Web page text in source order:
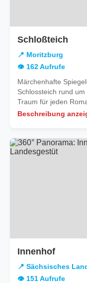
Schloßteich
📍 Moritzburg
👁️ 162 Aufrufe
Märchenhafte
Schlossteich rund
Traum für jeden
Beschreibung
Innenhofin
📍 Sächsisches
👁️ 151 Aufrufe